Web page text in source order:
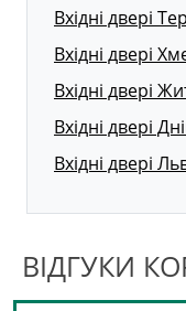
Вхідні двері
Вхідні двері
Вхідні двері
Вхідні двері
Вхідні двері
ВІДГУКИ